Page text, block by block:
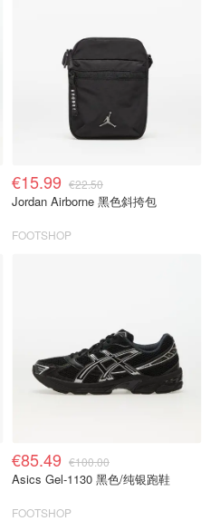
€15.99 €22.50
Jordan Airborne 黑色斜挎包
FOOTSHOP
€85.49 €100.00
Asics Gel-1130 黑色/纯银跑鞋
FOOTSHOP